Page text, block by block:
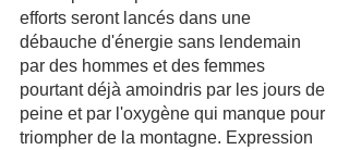
efforts seront lancés dans une
débauche d'énergie sans lendemain
par des hommes et des femmes
pourtant déjà amoindris par les jours de
peine et par l'oxygène qui manque pour
triompher de la montagne. Expression